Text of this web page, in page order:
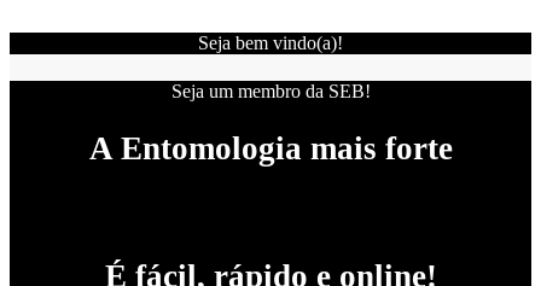
Seja bem vindo(a)!
Seja um membro da SEB!
A Entomologia mais forte
É fácil, rápido e online!